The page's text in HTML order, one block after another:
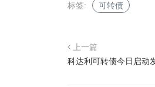
标签: 可转债
上一篇
科达利可转债今日启动